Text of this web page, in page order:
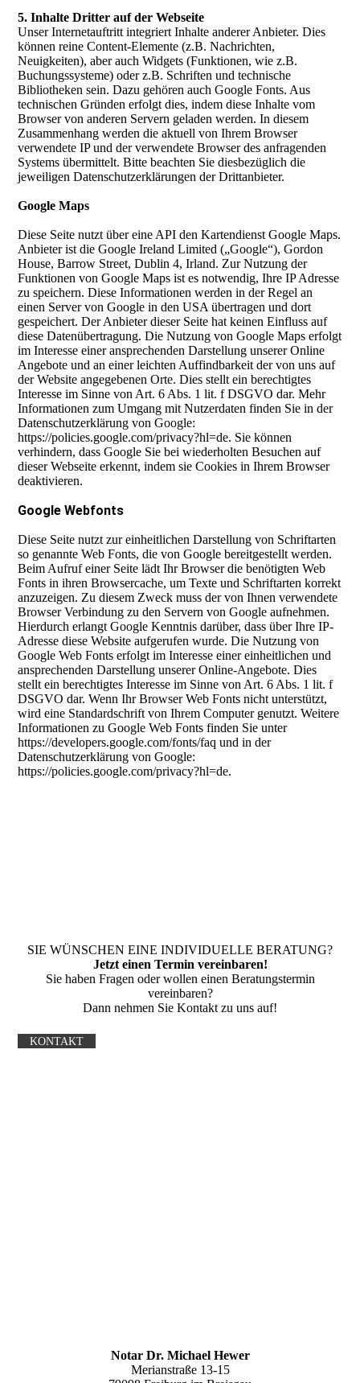
5. Inhalte Dritter auf der Webseite
Unser Internetauftritt integriert Inhalte anderer Anbieter. Dies
können reine Content-Elemente (z.B. Nachrichten,
Neuigkeiten), aber auch Widgets (Funktionen, wie z.B.
Buchungssysteme) oder z.B. Schriften und technische
Bibliotheken sein. Dazu gehören auch Google Fonts. Aus
technischen Gründen erfolgt dies, indem diese Inhalte vom
Browser von anderen Servern geladen werden. In diesem
Zusammenhang werden die aktuell von Ihrem Browser
verwendete IP und der verwendete Browser des anfragenden
Systems übermittelt. Bitte beachten Sie diesbezüglich die
jeweiligen Datenschutzerklärungen der Drittanbieter.
Google Maps
Diese Seite nutzt über eine API den Kartendienst Google Maps.
Anbieter ist die Google Ireland Limited („Google“), Gordon
House, Barrow Street, Dublin 4, Irland. Zur Nutzung der
Funktionen von Google Maps ist es notwendig, Ihre IP Adresse
zu speichern. Diese Informationen werden in der Regel an
einen Server von Google in den USA übertragen und dort
gespeichert. Der Anbieter dieser Seite hat keinen Einfluss auf
diese Datenübertragung. Die Nutzung von Google Maps erfolgt
im Interesse einer ansprechenden Darstellung unserer Online
Angebote und an einer leichten Auffindbarkeit der von uns auf
der Website angegebenen Orte. Dies stellt ein berechtigtes
Interesse im Sinne von Art. 6 Abs. 1 lit. f DSGVO dar. Mehr
Informationen zum Umgang mit Nutzerdaten finden Sie in der
Datenschutzerklärung von Google:
https://policies.google.com/privacy?hl=de. Sie können
verhindern, dass Google Sie bei wiederholten Besuchen auf
dieser Webseite erkennt, indem sie Cookies in Ihrem Browser
deaktivieren.
Google Webfonts
Diese Seite nutzt zur einheitlichen Darstellung von Schriftarten
so genannte Web Fonts, die von Google bereitgestellt werden.
Beim Aufruf einer Seite lädt Ihr Browser die benötigten Web
Fonts in ihren Browsercache, um Texte und Schriftarten korrekt
anzuzeigen. Zu diesem Zweck muss der von Ihnen verwendete
Browser Verbindung zu den Servern von Google aufnehmen.
Hierdurch erlangt Google Kenntnis darüber, dass über Ihre IP-
Adresse diese Website aufgerufen wurde. Die Nutzung von
Google Web Fonts erfolgt im Interesse einer einheitlichen und
ansprechenden Darstellung unserer Online-Angebote. Dies
stellt ein berechtigtes Interesse im Sinne von Art. 6 Abs. 1 lit. f
DSGVO dar. Wenn Ihr Browser Web Fonts nicht unterstützt,
wird eine Standardschrift von Ihrem Computer genutzt. Weitere
Informationen zu Google Web Fonts finden Sie unter
https://developers.google.com/fonts/faq und in der
Datenschutzerklärung von Google:
https://policies.google.com/privacy?hl=de.
SIE WÜNSCHEN EINE INDIVIDUELLE BERATUNG?
Jetzt einen Termin vereinbaren!
Sie haben Fragen oder wollen einen Beratungstermin
vereinbaren?
Dann nehmen Sie Kontakt zu uns auf!
KONTAKT
Notar Dr. Michael Hewer
Merianstraße 13-15